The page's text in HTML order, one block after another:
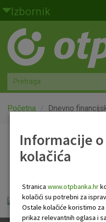
Skoči na glavni sadržaj
Izbornik
Građani
Privatno bankarstvo
Agro
Mala poduzeća i obrtnici
Globalna tržišta
O nama
Početna Dnevno
Dnevno
Dnevno
Informacije
kolačića
Stranica www.otpbanka.hr
kolačići su potrebni za
Ostale kolačiće koristimo
prikaz relevantnih oglasa i